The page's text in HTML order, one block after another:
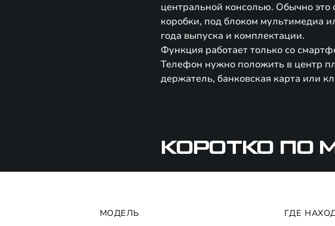
центральной консолью. Обычно
коробки, под блоком мультимедиа
года выпуска и комплектации.
Функция работает только со
Телефон нужно положить в центр
держатель, банковская карта или
КОРОТКО ПО
МОДЕЛЬ ГДЕ